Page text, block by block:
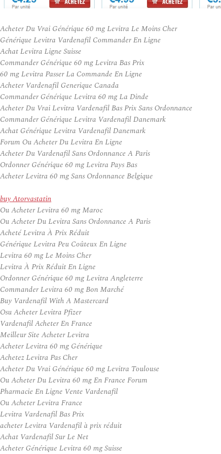
Acheter Du Vrai Générique 60 mg Levitra Le Moins Cher
Générique Levitra Vardenafil Commander En Ligne
Achat Levitra Ligne Suisse
Commander Générique 60 mg Levitra Bas Prix
60 mg Levitra Passer La Commande En Ligne
Acheter Vardenafil Generique Canada
Commander Générique Levitra 60 mg La Dinde
Acheter Du Vrai Levitra Vardenafil Bas Prix Sans Ordonnance
Commander Générique Levitra Vardenafil Danemark
Achat Générique Levitra Vardenafil Danemark
Forum Ou Acheter Du Levitra En Ligne
Acheter Du Vardenafil Sans Ordonnance A Paris
Ordonner Générique 60 mg Levitra Pays Bas
Acheter Levitra 60 mg Sans Ordonnance Belgique
buy Atorvastatin
Ou Acheter Levitra 60 mg Maroc
Ou Acheter Du Levitra Sans Ordonnance A Paris
Acheté Levitra À Prix Réduit
Générique Levitra Peu Coûteux En Ligne
Levitra 60 mg Le Moins Cher
Levitra À Prix Réduit En Ligne
Ordonner Générique 60 mg Levitra Angleterre
Commander Levitra 60 mg Bon Marché
Buy Vardenafil With A Mastercard
Osu Acheter Levitra Pfizer
Vardenafil Acheter En France
Meilleur Site Acheter Levitra
Acheter Levitra 60 mg Générique
Achetez Levitra Pas Cher
Acheter Du Vrai Générique 60 mg Levitra Toulouse
Ou Acheter Du Levitra 60 mg En France Forum
Pharmacie En Ligne Vente Vardenafil
Ou Acheter Levitra France
Levitra Vardenafil Bas Prix
acheter Levitra Vardenafil à prix réduit
Achat Vardenafil Sur Le Net
Acheter Générique Levitra 60 mg Suisse